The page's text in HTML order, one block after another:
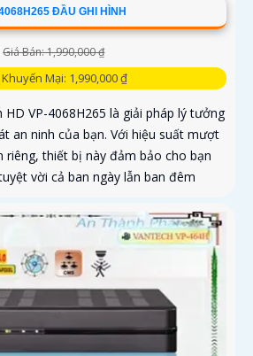
ĐẦU GHI HÌNH
Giá Bán: 1,990,000 ₫
Mại: 1,990,000 ₫
HD VP-4068H265 là giải pháp lý tưởng
an ninh của bạn. Với hiệu suất mượt
riêng, thiết bị này đảm bảo cho bạn
vời cả ban ngày lẫn ban đêm